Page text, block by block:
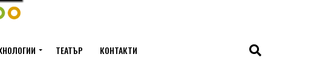
ТЕАТЪР КОНТАКТИ